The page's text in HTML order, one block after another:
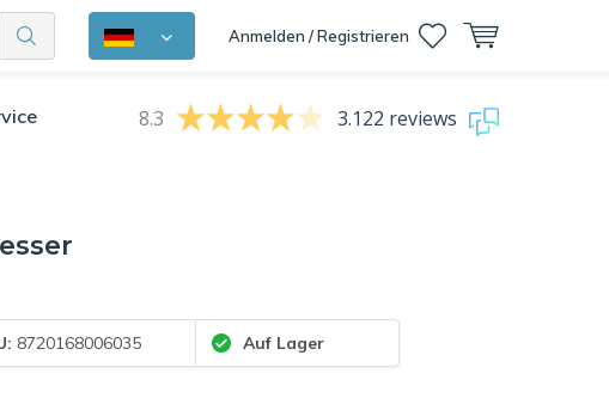
Anmelden / Registrieren
8.3 3.122 reviews
8720168006035 Auf Lager